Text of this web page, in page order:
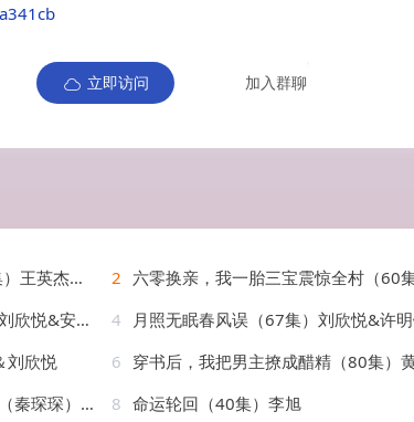
立即访问 加入群聊
＆刘欣悦 2 六零换亲，我一胎三宝震惊全村（60
&安逸轩 4
月照无眠春风误（67集）刘欣悦&许
刘欣悦 6 穿书后，我把男主撩成醋精（80集）
＆刘欣悦 8 命运轮回（40集）李旭